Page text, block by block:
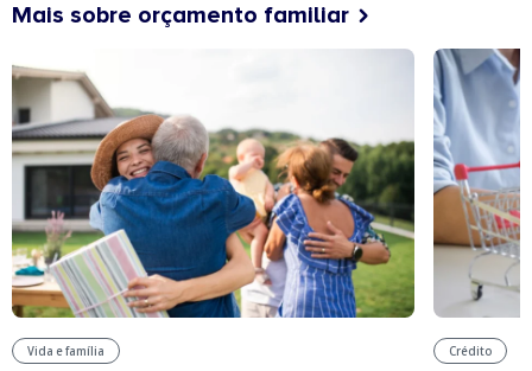
Mais sobre orçamento familiar
Vida e família Crédito